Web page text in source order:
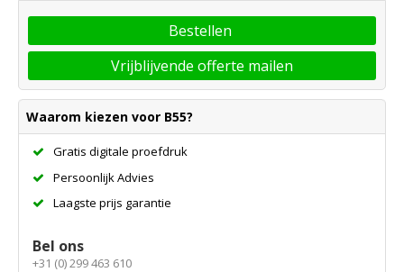
Bestellen
Vrijblijvende offerte mailen
Waarom kiezen voor B55?
Gratis digitale proefdruk
Persoonlijk Advies
Laagste prijs garantie
Bel ons
+31 (0) 299 463 610